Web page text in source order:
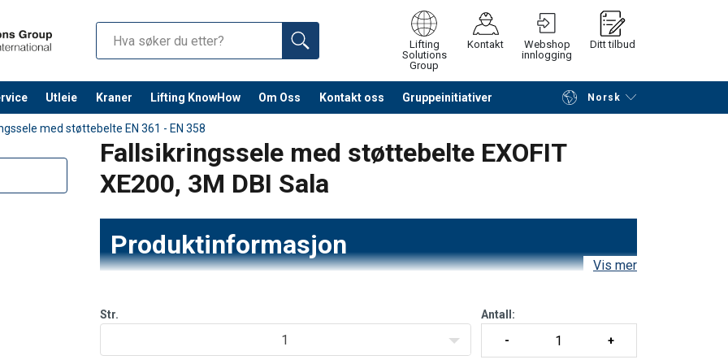
Lifting
Solutions
Group
Kontakt
Webshop
innlogging
Ditt tilbud
Utleie Kraner Lifting KnowHow Om Oss Kontakt oss Gruppeinitiativer Norsk
Fortsett å søke etter produkter Be om tilbud
med støttebelte EN 361 - EN 358
Fallsikringssele med støttebelte EXOFIT
XE200, 3M DBI Sala
Produktinformasjon
“Cross Chest Buckle”-struktur for optimalisert posisjon på kroppen.
Roterende torsojusterere (patentert) for rask og enkel tilpasning av sele.
Leveres med hurtiglås og integrert støttebelte.
Vis mer
Str.
1
Antall: